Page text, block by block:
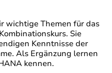
wichtige Themen für das
Sie
Kenntnisse der
Als Ergänzung lernen
kennen.